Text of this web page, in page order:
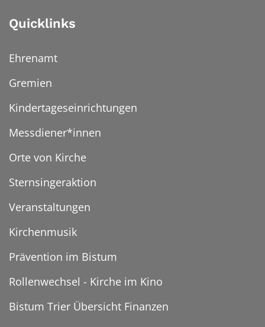
Quicklinks
Ehrenamt
Gremien
Kindertageseinrichtungen
Messdiener*innen
Orte von Kirche
Sternsingeraktion
Veranstaltungen
Kirchenmusik
Prävention im Bistum
Rollenwechsel - Kirche im Kino
Bistum Trier Übersicht Finanzen